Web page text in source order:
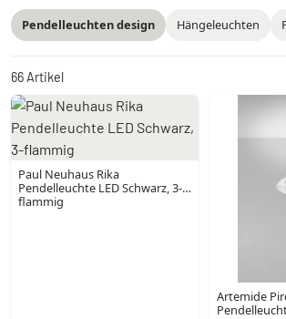
Hängeleuchten
Pendelleuchten design
66 Artikel
Paul Neuhaus Rika
Pendelleuchte LED Schwarz, 3-
flammig
Artemide